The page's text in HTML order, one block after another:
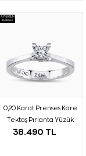
AYNI GÜN
KARGO
0,20 Karat Prenses Kare
Tektaş Pırlanta Yüzük
38.490 TL